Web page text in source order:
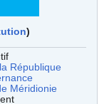
)
République
Méridionie